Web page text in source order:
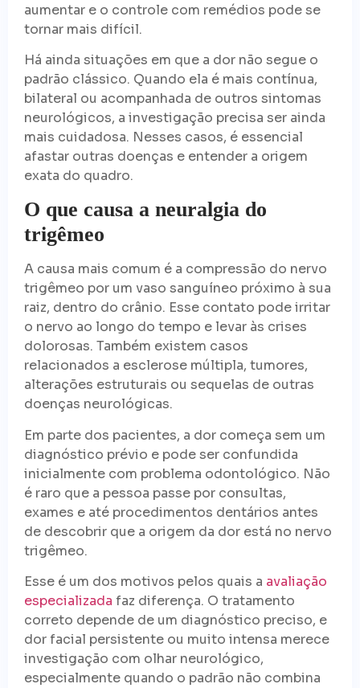
aumentar e o controle com remédios pode se
tornar mais difícil.
Há ainda situações em que a dor não segue o
padrão clássico. Quando ela é mais contínua,
bilateral ou acompanhada de outros sintomas
neurológicos, a investigação precisa ser ainda
mais cuidadosa. Nesses casos, é essencial
afastar outras doenças e entender a origem
exata do quadro.
O que causa a neuralgia do
trigêmeo
A causa mais comum é a compressão do nervo
trigêmeo por um vaso sanguíneo próximo à sua
raiz, dentro do crânio. Esse contato pode irritar
o nervo ao longo do tempo e levar às crises
dolorosas. Também existem casos
relacionados a esclerose múltipla, tumores,
alterações estruturais ou sequelas de outras
doenças neurológicas.
Em parte dos pacientes, a dor começa sem um
diagnóstico prévio e pode ser confundida
inicialmente com problema odontológico. Não
é raro que a pessoa passe por consultas,
exames e até procedimentos dentários antes
de descobrir que a origem da dor está no nervo
trigêmeo.
Esse é um dos motivos pelos quais a avaliação
especializada faz diferença. O tratamento
correto depende de um diagnóstico preciso, e
dor facial persistente ou muito intensa merece
investigação com olhar neurológico,
especialmente quando o padrão não combina